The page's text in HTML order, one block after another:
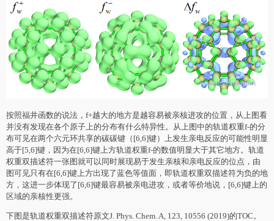
按照福井函数的说法，f+越大的地方是越容易被亲核进攻的位置，从上图看
并没有发现在各个原子上的分布有什么特异性。从上图中的轨道权重f-的分
布可见在两个六元环共享的碳碳键（[6,6]键）上发生亲电反应的可能性明显
高于[5,6]键，因为在[6,6]键上方轨道权重f-的数值明显大于其它地方。轨道
权重双描述符一张图就可以同时展现易于发生亲核和亲电反应的位点，由
图可见只有在[6,6]键上方出现了蓝色等值面，即轨道权重双描述符为负的地
方，这进一步体现了[6,6]键最容易被亲电进攻，或者等价地说，[6,6]键上的
区域的亲核性更强。
下图是轨道权重双描述符原文J. Phys. Chem. A, 123, 10556 (2019)的TOC。